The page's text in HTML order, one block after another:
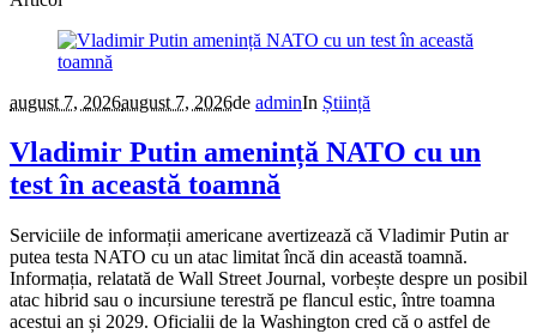
august 7, 2026august 7, 2026de adminIn Știință
Vladimir Putin amenință NATO cu un
test în această toamnă
Serviciile de informații americane avertizează că Vladimir Putin ar
putea testa NATO cu un atac limitat încă din această toamnă.
Informația, relatată de Wall Street Journal, vorbește despre un posibil
atac hibrid sau o incursiune terestră pe flancul estic, între toamna
acestui an și 2029. Oficialii de la Washington cred că o astfel de